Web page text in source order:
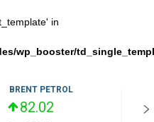
in
wp_booster/
BRENT PETROL
82.02